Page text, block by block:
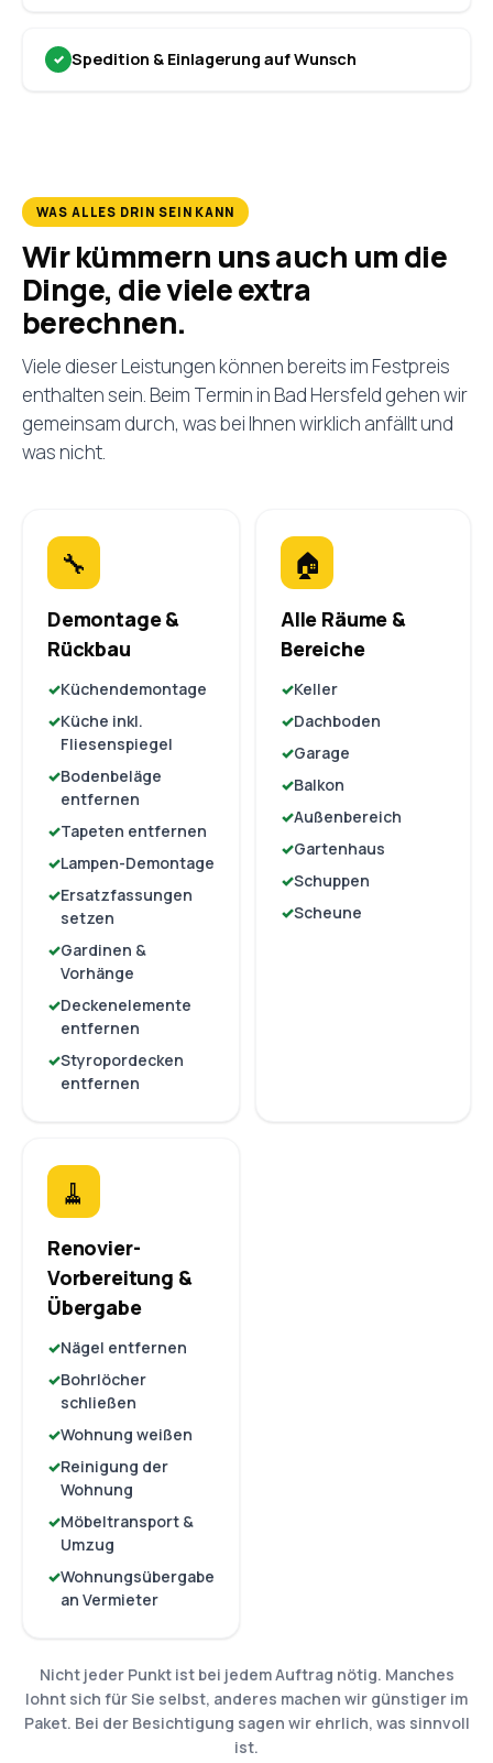
Spedition & Einlagerung auf Wunsch
WAS ALLES DRIN SEIN KANN
Wir kümmern uns auch um die
Dinge, die viele extra
berechnen.
Viele dieser Leistungen können bereits im Festpreis
enthalten sein. Beim Termin in Bad Hersfeld gehen wir
gemeinsam durch, was bei Ihnen wirklich anfällt und
was nicht.
🔧
Demontage &
Rückbau
Küchendemontage
Küche inkl.
Fliesenspiegel
Bodenbeläge
entfernen
Tapeten entfernen
Lampen-Demontage
Ersatzfassungen
setzen
Gardinen &
Vorhänge
Deckenelemente
entfernen
Styropordecken
entfernen
🏠
Alle Räume &
Bereiche
Keller
Dachboden
Garage
Balkon
Außenbereich
Gartenhaus
Schuppen
Scheune
🧹
Renovier-
Vorbereitung &
Übergabe
Nägel entfernen
Bohrlöcher
schließen
Wohnung weißen
Reinigung der
Wohnung
Möbeltransport &
Umzug
Wohnungsübergabe
an Vermieter
Nicht jeder Punkt ist bei jedem Auftrag nötig. Manches
lohnt sich für Sie selbst, anderes machen wir günstiger im
Paket. Bei der Besichtigung sagen wir ehrlich, was sinnvoll
ist.